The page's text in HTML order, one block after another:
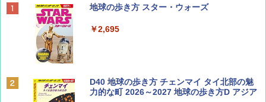
BE-PAL(ビ-パル) 2026年 9 月号【特別付録:
ディズニーファン ２０２６年 ９月号 [雑
誌] (ＤＩＳＮＥＹ ＦＡＮ)
地球の歩き方 スター・ウォーズ
￥2,695
D40 地球の歩き方 チェンマイ タイ北部の魅
力的な町 2026～2027 地球の歩き方D アジア